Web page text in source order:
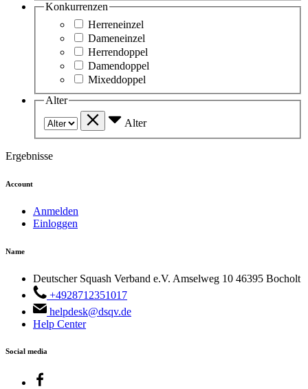
Konkurrenzen
Herreneinzel
Dameneinzel
Herrendoppel
Damendoppel
Mixeddoppel
Alter
Alter
Ergebnisse
Account
Anmelden
Einloggen
Name
Deutscher Squash Verband e.V. Amselweg 10 46395 Bocholt
+4928712351017
helpdesk@dsqv.de
Help Center
Social media